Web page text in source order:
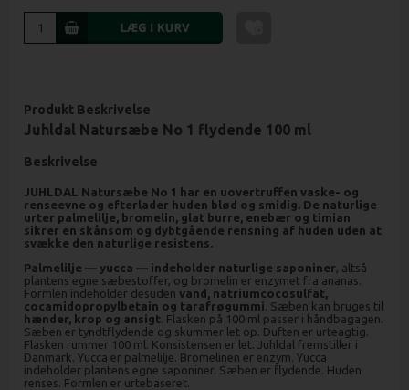
Produkt Beskrivelse
Juhldal Natursæbe No 1 flydende 100 ml
Beskrivelse
JUHLDAL Natursæbe No 1 har en uovertruffen vaske- og
renseevne og efterlader huden blød og smidig. De naturlige
urter palmelilje, bromelin, glat burre, enebær og timian
sikrer en skånsom og dybtgående rensning af huden uden at
svække den naturlige resistens.
Palmelilje — yucca — indeholder naturlige saponiner, altså
plantens egne sæbestoffer, og bromelin er enzymet fra ananas.
Formlen indeholder desudenvand, natriumcocosulfat,
cocamidopropylbetain og tarafrøgummi. Sæben kan bruges til
hænder, krop og ansigt. Flasken på 100 ml passer i håndbagagen.
Sæben er tyndtflydende og skummer let op. Duften er urteagtig.
Flasken rummer 100 ml. Konsistensen er let. Juhldal fremstiller i
Danmark. Yucca er palmelilje. Bromelinen er enzym. Yucca
indeholder plantens egne saponiner. Sæben er flydende. Huden
renses. Formlen er urtebaseret.